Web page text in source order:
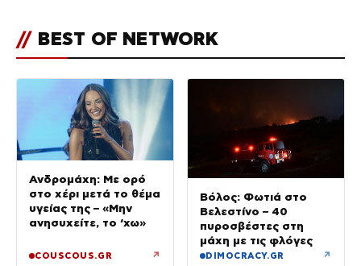
// BEST OF NETWORK
Ανδρομάχη: Με ορό
στο χέρι μετά το θέμα
υγείας της – «Μην
ανησυχείτε, το ‘χω»
COUSCOUS.GR ↗
Βόλος: Φωτιά στο
Βελεστίνο – 40
πυροσβέστες στη
μάχη με τις φλόγες
DIMOCRACY.GR ↗